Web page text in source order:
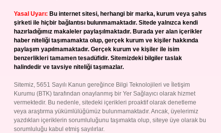
Yasal Uyarı: Bu internet sitesi, herhangi bir marka, kurum veya şahıs
şirketi ile hiçbir bağlantısı bulunmamaktadır. Sitede yalnızca kendi
hazırladığımız makaleler paylaşılmaktadır. Burada yer alan içerikler
haber niteliği taşımamakta olup, gerçek kurum ve kişiler hakkında
paylaşım yapılmamaktadır. Gerçek kurum ve kişiler ile isim
benzerlikleri tamamen tesadüfidir. Sitemizdeki bilgiler taslak
halindedir ve tavsiye niteliği taşımazlar.
Sitemiz, 5651 Sayılı Kanun gereğince Bilgi Teknolojileri ve İletişim
Kurumu (BTK) tarafından onaylanmış bir Yer Sağlayıcı olarak hizmet
vermektedir. Bu nedenle, sitedeki içerikleri proaktif olarak denetleme
veya araştırma yükümlülüğümüz bulunmamaktadır. Ancak, üyelerimiz
yazdıkları içeriklerin sorumluluğunu taşımakta olup, siteye üye olarak bu
sorumluluğu kabul etmiş sayılırlar.